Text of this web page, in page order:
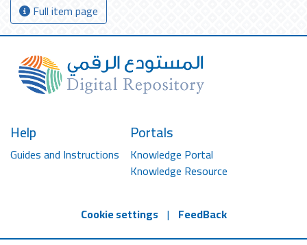
Full item page
Help
Guides and Instructions
Portals
Knowledge Portal
Knowledge Resource
Cookie settings | FeedBack